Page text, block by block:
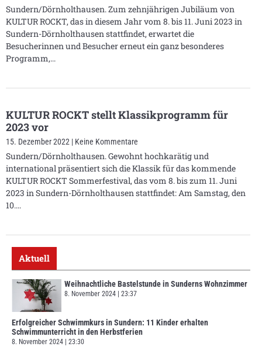
Sundern/Dörnholthausen. Zum zehnjährigen Jubiläum von
KULTUR ROCKT, das in diesem Jahr vom 8. bis 11. Juni 2023 in
Sundern-Dörnholthausen stattfindet, erwartet die
Besucherinnen und Besucher erneut ein ganz besonderes
Programm,
KULTUR ROCKT stellt Klassikprogramm für
2023 vor
15. Dezember 2022 Keine Kommentare
Sundern/Dörnholthausen. Gewohnt hochkarätig und
international präsentiert sich die Klassik für das kommende
KULTUR ROCKT Sommerfestival, das vom 8. bis zum 11. Juni
2023 in Sundern-Dörnholthausen stattfindet: Am Samstag, den
10.
Aktuell
Weihnachtliche Bastelstunde in Sunderns Wohnzimmer
8. November 2024 23:37
Erfolgreicher Schwimmkurs in Sundern: 11 Kinder erhalten
Schwimmunterricht in den Herbstferien
8. November 2024 23:30